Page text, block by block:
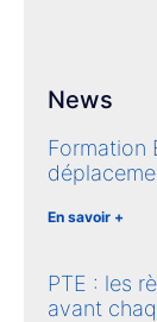
News
Formation
En savoir +
PTE : les
avant